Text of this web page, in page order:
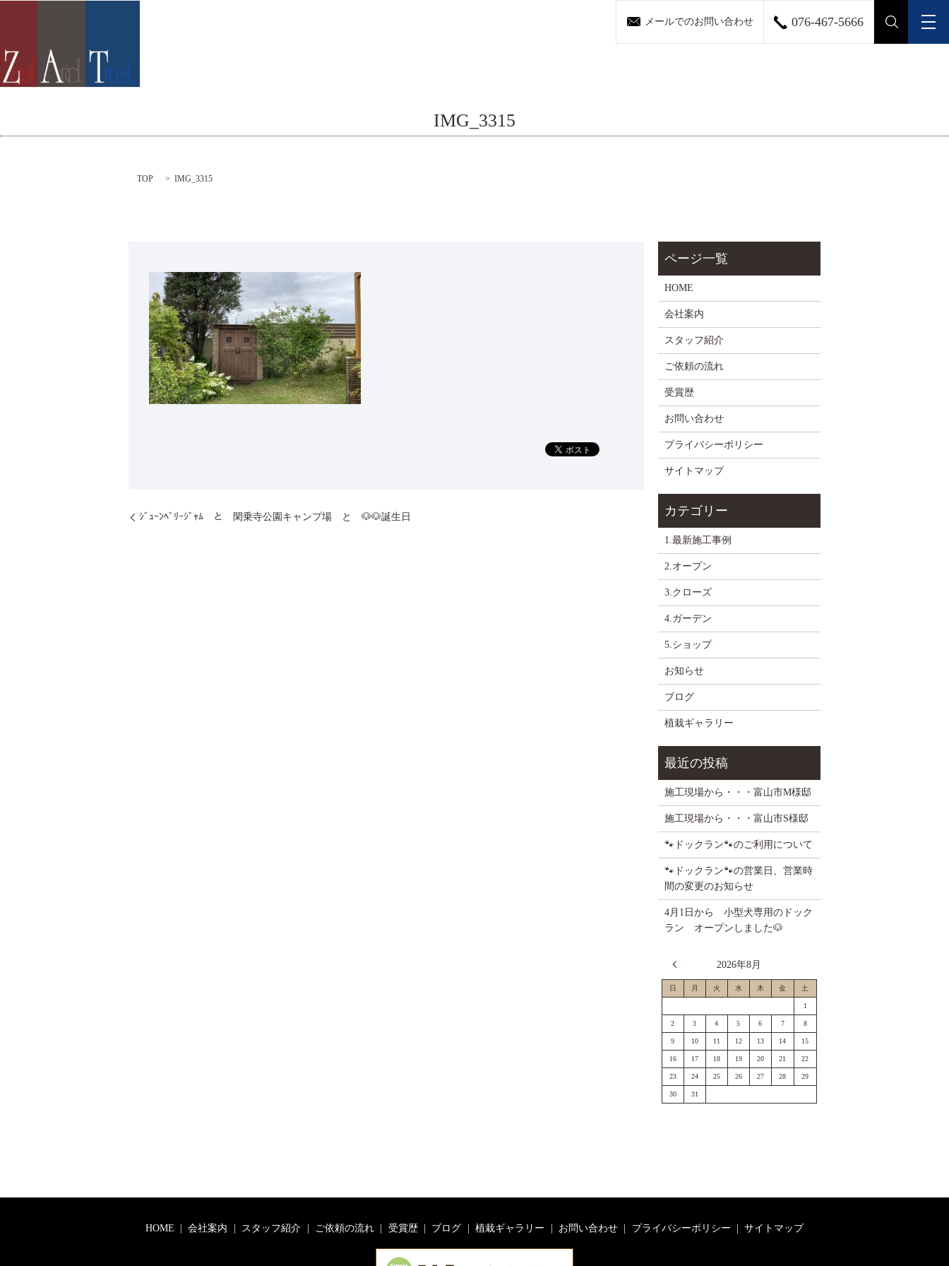
メールでのお問い合わせ 076-467-5666
IMG_3315
TOP IMG_3315
ｼﾞｭｰﾝﾍﾞﾘｰｼﾞｬﾑ と 閑乗寺公園キャンプ場 と 🐶🐶誕生日
HOME
会社案内
スタッフ紹介
ご依頼の流れ
受賞歴
お問い合わせ
プライバシーポリシー
サイトマップ
1.最新施工事例
2.オープン
3.クローズ
4.ガーデン
5.ショップ
お知らせ
ブログ
植栽ギャラリー
施工現場から・・・富山市M様邸
施工現場から・・・富山市S様邸
🐾ドックラン🐾のご利用について
🐾ドックラン🐾の営業日、営業時
間の変更のお知らせ
4月1日から 小型犬専用のドック
ラン オープンしました🐶
2026年8月
日 月 火 水 木 金 土
1
2 3 4 5 6 7 8
9 10 11 12 13 14 15
16 17 18 19 20 21 22
23 24 25 26 27 28 29
30 31
HOME 会社案内 スタッフ紹介 ご依頼の流れ 受賞歴 ブログ 植栽ギャラリー お問い合わせ プライバシーポリシー サイトマップ